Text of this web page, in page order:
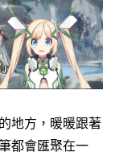
地方，暖暖跟著
都會匯聚在一